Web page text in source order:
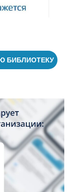
БИБЛИОТЕКУ